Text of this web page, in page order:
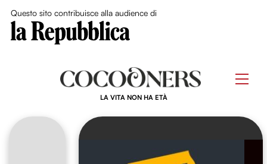
Questo sito contribuisce alla audience di
LA VITA NON HA ETÀ